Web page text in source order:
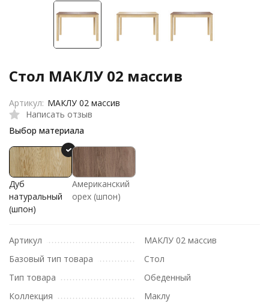
Стол МАКЛУ 02 массив
Написать отзыв
Выбор материала
Дуб
натуральный
(шпон)
Американский
орех (шпон)
Артикул: МАКЛУ 02 массив
Артикул
МАКЛУ 02 массив
Базовый тип товара
Стол
Тип товара
Обеденный
Коллекция
Маклу